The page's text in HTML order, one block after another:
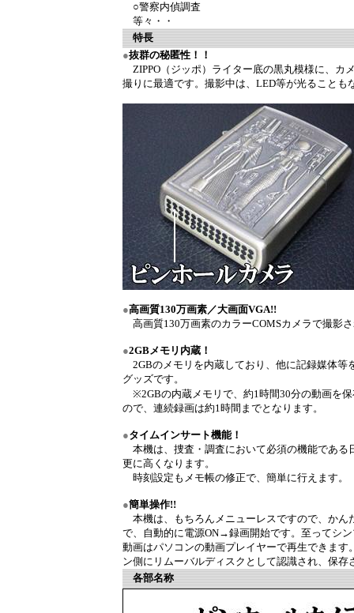
○警察内偵調査
等々・・
特長
●抜群の秘匿性！！
ZIPPO（ジッポ）ライター底の黒丸模様に、カ
撮りに最適です。撮影中は、LED等が光ること
●高画質130万画素／大画面VGA!!
高画質130万画素のカラーCOMSカメラで撮影
●2GBメモリ内蔵！
2GBのメモリを内蔵しており、他に記録媒体等
グッズです。
※2GBの内蔵メモリで、約1時間30分の動画を
ので、連続録画は約1時間までとなります。
●タイムインサート機能！
本機は、捜査・調査において必須の機能である
更に高くなります。
時刻設定もメモ帳の修正で、簡単に行えます。
●簡単操作!!
本機は、もちろんメニューレスですので、かん
で、自動的に電源ON→録画開始です。至ってシ
動画はパソコンの動画プレイヤーで再生できま
ン側にリムーバルディスクとして認識され、保
各部名称